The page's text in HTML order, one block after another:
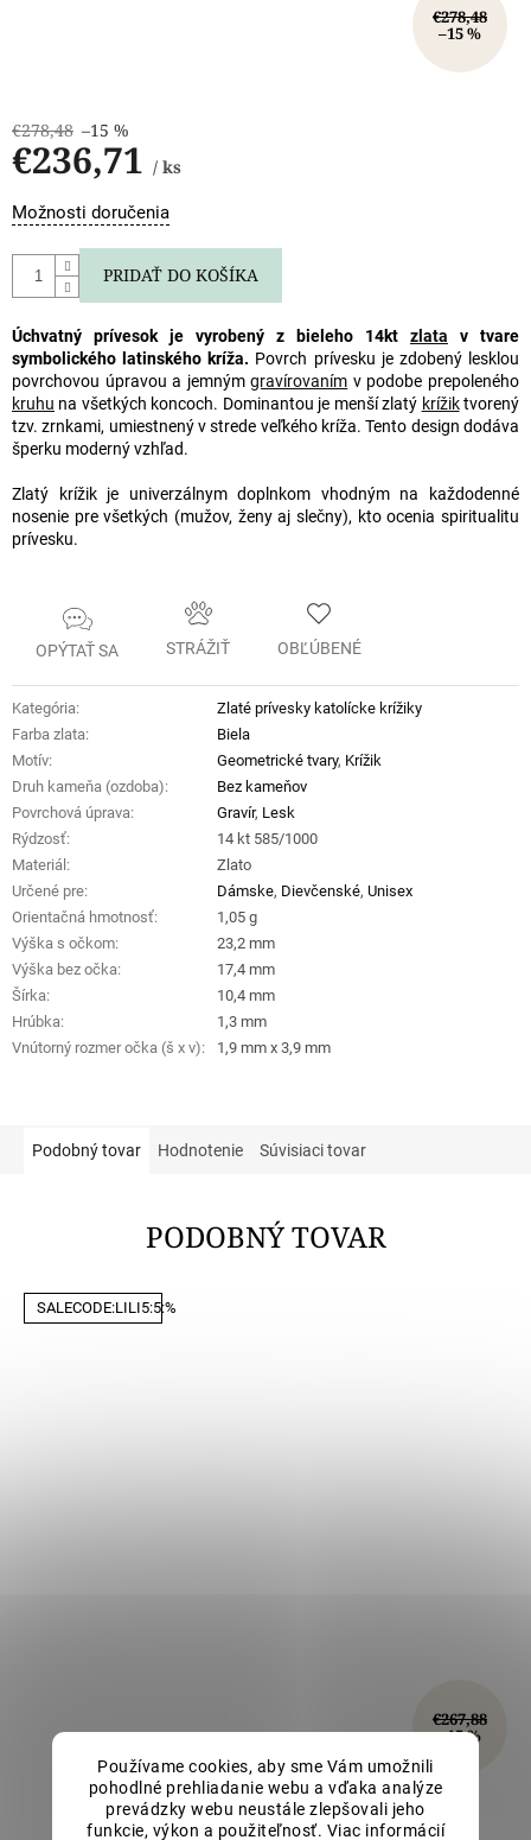
Používame cookies, aby sme Vám umožnili
pohodlné prehliadanie webu a vďaka analýze
prevádzky webu neustále zlepšovali jeho
funkcie, výkon a použiteľnosť. Viac informácií
€278,48
–15 %
€278,48 –15 %
€236,71 / ks
Jednotková
cena:
Možnosti doručenia
PRIDAŤ DO KOŠÍKA
Úchvatný prívesok je vyrobený z bieleho 14kt zlata v tvare
symbolického latinského kríža. Povrch prívesku je zdobený lesklou
povrchovou úpravou a jemnýmgravírovaním v podobe prepoleného
kruhu na všetkých koncoch. Dominantou je menší zlatý krížiktvorený
tzv. zrnkami, umiestnený v strede veľkého kríža. Tento design dodáva
šperku moderný vzhľad.
Zlatý krížik je univerzálnym doplnkom vhodným na každodenné
nosenie pre všetkých (mužov, ženy aj slečny), kto ocenia spiritualitu
prívesku.
OPÝTAŤ SA STRÁŽIŤ OBĽÚBENÉ
Kategória:
Zlaté prívesky katolícke krížiky
Farba zlata:
Biela
Motív: Geometrické tvary, Krížik
Druh kameňa (ozdoba):
Bez kameňov
Povrchová úprava: Gravír, Lesk
Rýdzosť:
14 kt 585/1000
Materiál :
Zlato
Určené pre: Dámske, Dievčenské, Unisex
Orientačná hmotnosť:
1,05 g
Výška s očkom:
23,2 mm
Výška bez očka:
17,4 mm
Šírka:
10,4 mm
Hrúbka:
1,3 mm
Vnútorný rozmer očka (š x v): 1,9 mm x 3,9 mm
Podobný tovar Hodnotenie Súvisiaci tovar
PODOBNÝ TOVAR
SALECODE:LILI5:5:%
€267,88
–15 %
Originálny zlatý prívesok Krížik LLV98-GP103Y